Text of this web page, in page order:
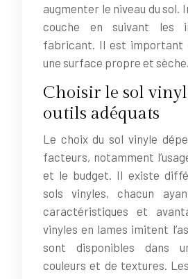
augmenter le niveau du sol.
couche en suivant les
fabricant. Il est important
une surface propre et sèche.
Choisir le sol
outils adéquats
Le choix du sol vinyle
facteurs, notamment
et le budget. Il existe
sols vinyles, chacun
caractéristiques et
vinyles en lames imitent
sont disponibles dans
couleurs et de textures.